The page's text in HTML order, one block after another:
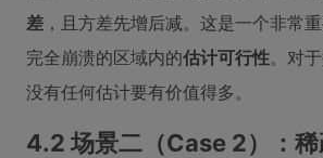
差 ，且方差先增后减。这是一个非常
完全崩溃的区域内的估计可行性。对
没有任何估计要有价值得多。
4.2 场景二（Case 2）：